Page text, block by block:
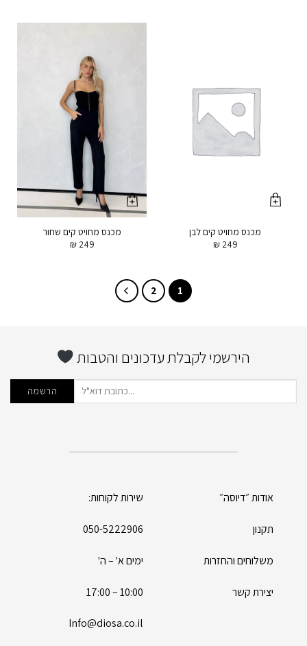
מכנס מחויט קים לבן
₪249
מכנס מחויט קים שחור
₪249
1
2
הירשמי לקבלת עדכונים והטבות
אודות ״דיוסה״
תקנון
משלוחים והחזרות
יצירת קשר
שירות לקוחות:
050-5222906
ימים א' – ה'
10:00 – 17:00
Info@diosa.co.il